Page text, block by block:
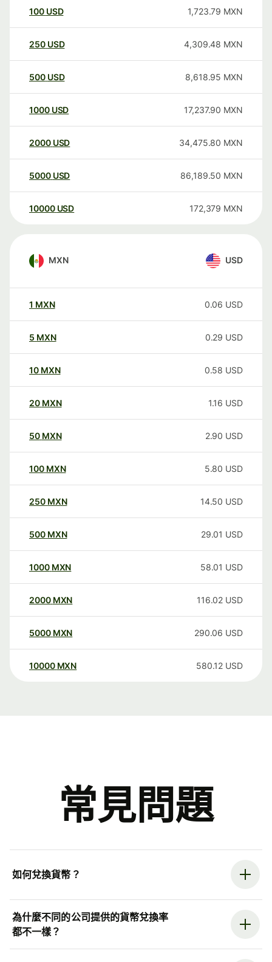
100 USD 1,723.79 MXN
250 USD 4,309.48 MXN
500 USD 8,618.95 MXN
1000 USD 17,237.90 MXN
2000 USD 34,475.80 MXN
5000 USD 86,189.50 MXN
10000 USD 172,379 MXN
MXN USD
1 MXN 0.06 USD
5 MXN 0.29 USD
10 MXN 0.58 USD
20 MXN 1.16 USD
50 MXN 2.90 USD
100 MXN 5.80 USD
250 MXN 14.50 USD
500 MXN 29.01 USD
1000 MXN 58.01 USD
2000 MXN 116.02 USD
5000 MXN 290.06 USD
10000 MXN 580.12 USD
常見問題
如何兌換貨幣？
為什麼不同的公司提供的貨幣兌換率
都不一樣？